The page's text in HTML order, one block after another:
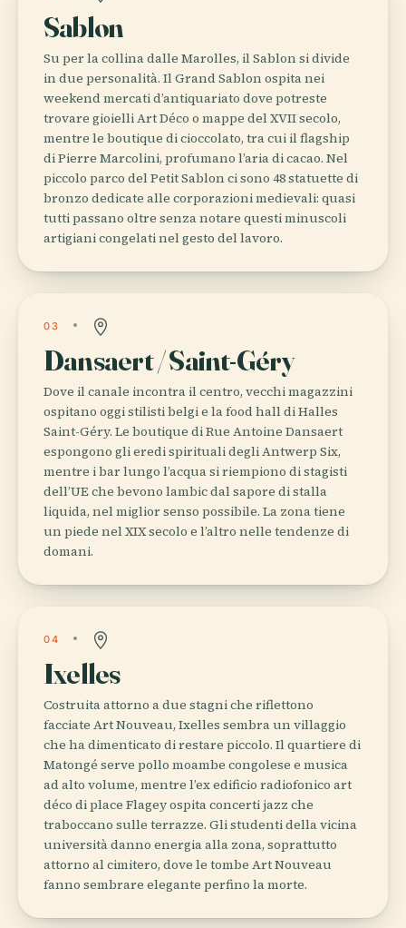
Sablon
Su per la collina dalle Marolles, il Sablon si divide
in due personalità. Il Grand Sablon ospita nei
weekend mercati d’antiquariato dove potreste
trovare gioielli Art Déco o mappe del XVII secolo,
mentre le boutique di cioccolato, tra cui il flagship
di Pierre Marcolini, profumano l’aria di cacao. Nel
piccolo parco del Petit Sablon ci sono 48 statuette di
bronzo dedicate alle corporazioni medievali: quasi
tutti passano oltre senza notare questi minuscoli
artigiani congelati nel gesto del lavoro.
03
Dansaert / Saint-Géry
Dove il canale incontra il centro, vecchi magazzini
ospitano oggi stilisti belgi e la food hall di Halles
Saint-Géry. Le boutique di Rue Antoine Dansaert
espongono gli eredi spirituali degli Antwerp Six,
mentre i bar lungo l’acqua si riempiono di stagisti
dell’UE che bevono lambic dal sapore di stalla
liquida, nel miglior senso possibile. La zona tiene
un piede nel XIX secolo e l’altro nelle tendenze di
domani.
04
Ixelles
Costruita attorno a due stagni che riflettono
facciate Art Nouveau, Ixelles sembra un villaggio
che ha dimenticato di restare piccolo. Il quartiere di
Matongé serve pollo moambe congolese e musica
ad alto volume, mentre l’ex edificio radiofonico art
déco di place Flagey ospita concerti jazz che
traboccano sulle terrazze. Gli studenti della vicina
università danno energia alla zona, soprattutto
attorno al cimitero, dove le tombe Art Nouveau
fanno sembrare elegante perfino la morte.